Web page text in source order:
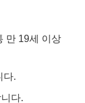
만 19세 이상
.
다.